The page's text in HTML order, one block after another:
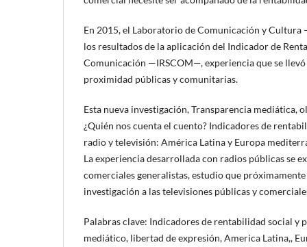
En 2015, el Laboratorio de Comunicación y
los resultados de la aplicación del Indicador de
Comunicación —IRSCOM—, experiencia que se llevó
proximidad públicas y comunitarias.
Esta nueva investigación, Transparencia mediática,
¿Quién nos cuenta el cuento? Indicadores de
radio y televisión: América Latina y Europa
La experiencia desarrollada con radios públicas se
comerciales generalistas, estudio que
investigación a las televisiones públicas y
Palabras clave: Indicadores de rentabilidad social
mediático, libertad de expresión, America Latina,,